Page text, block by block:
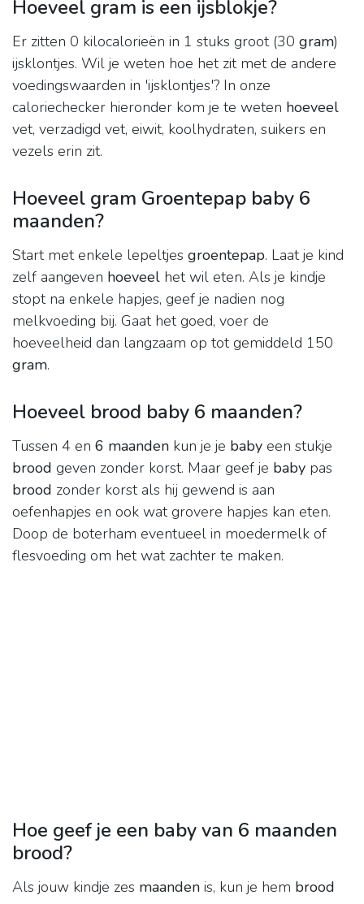
Hoeveel gram is een ijsblokje?
Er zitten 0 kilocalorieën in 1 stuks groot (30 gram)
ijsklontjes. Wil je weten hoe het zit met de andere
voedingswaarden in 'ijsklontjes'? In onze
caloriechecker hieronder kom je te weten hoeveel
vet, verzadigd vet, eiwit, koolhydraten, suikers en
vezels erin zit.
Hoeveel gram Groentepap baby 6
maanden?
Start met enkele lepeltjes groentepap. Laat je kind
zelf aangeven hoeveel het wil eten. Als je kindje
stopt na enkele hapjes, geef je nadien nog
melkvoeding bij. Gaat het goed, voer de
hoeveelheid dan langzaam op tot gemiddeld 150
gram.
Hoeveel brood baby 6 maanden?
Tussen 4 en 6 maanden kun je je baby een stukje
brood geven zonder korst. Maar geef je baby pas
brood zonder korst als hij gewend is aan
oefenhapjes en ook wat grovere hapjes kan eten.
Doop de boterham eventueel in moedermelk of
flesvoeding om het wat zachter te maken.
Hoe geef je een baby van 6 maanden
brood?
Als jouw kindje zes maanden is, kun je hem brood